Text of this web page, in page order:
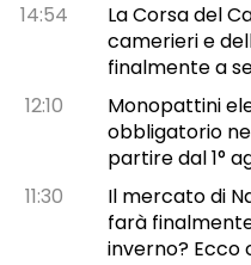
14:54
La Corsa del
camerieri e
finalmente a
12:10
Monopattini
obbligatorio
partire dal 1°
11:30
Il mercato di
farà
inverno? Ecco